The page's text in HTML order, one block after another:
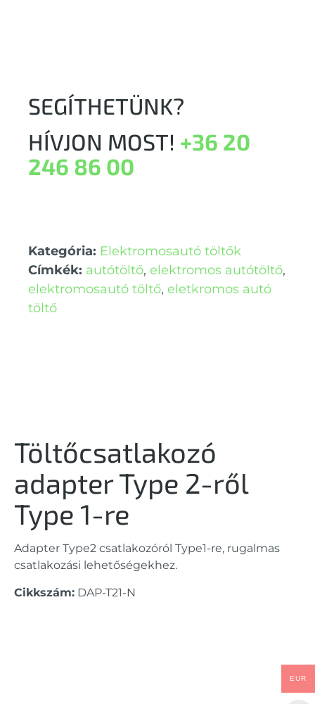
SEGÍTHETÜNK?
HÍVJON MOST! +36 20
246 86 00
Kategória: Elektromosautó töltők
Címkék: autótöltő, elektromos autótöltő,
elektromosautó töltő, eletkromos autó
töltő
Töltőcsatlakozó
adapter Type 2-ről
Type 1-re
Adapter Type2 csatlakozóról Type1-re, rugalmas
csatlakozási lehetőségekhez.
Cikkszám: DAP-T21-N
EUR